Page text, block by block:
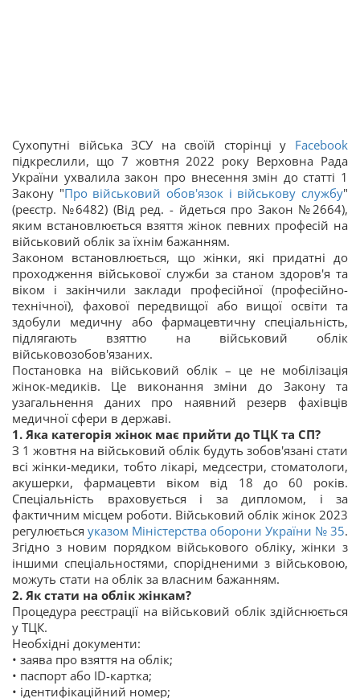
Сухопутні війська ЗСУ на своїй сторінці у Facebook
підкреслили, що 7 жовтня 2022 року Верховна Рада
України ухвалила закон про внесення змін до статті 1
Закону "Про військовий обов'язок і військову службу"
(реєстр. №6482) (Від ред. - йдеться про Закон №2664),
яким встановлюється взяття жінок певних професій на
військовий облік за їхнім бажанням.
Законом встановлюється, що жінки, які придатні до
проходження військової служби за станом здоров'я та
віком і закінчили заклади професійної (професійно-
технічної), фахової передвищої або вищої освіти та
здобули медичну або фармацевтичну спеціальність,
підлягають взяттю на військовий облік
військовозобов'язаних.
Постановка на військовий облік – це не мобілізація
жінок-медиків. Це виконання зміни до Закону та
узагальнення даних про наявний резерв фахівців
медичної сфери в державі.
1. Яка категорія жінок має прийти до ТЦК та СП?
З 1 жовтня на військовий облік будуть зобов'язані стати
всі жінки-медики, тобто лікарі, медсестри, стоматологи,
акушерки, фармацевти віком від 18 до 60 років.
Спеціальність враховується і за дипломом, і за
фактичним місцем роботи. Військовий облік жінок 2023
регулюється указом Міністерства оборони України № 35.
Згідно з новим порядком військового обліку, жінки з
іншими спеціальностями, спорідненими з військовою,
можуть стати на облік за власним бажанням.
2. Як стати на облік жінкам?
Процедура реєстрації на військовий облік здійснюється
у ТЦК.
Необхідні документи:
• заява про взяття на облік;
• паспорт або ID-картка;
• ідентифікаційний номер;